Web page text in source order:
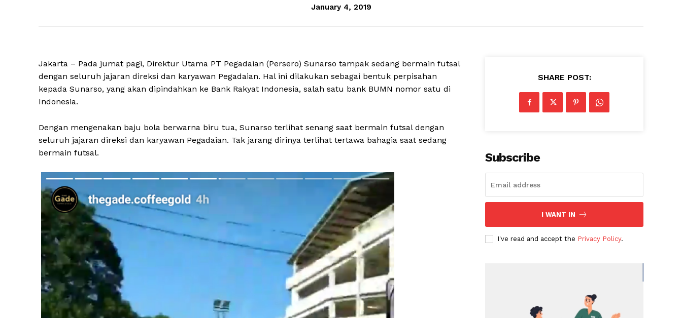
January 4, 2019
Jakarta – Pada jumat pagi, Direktur Utama PT Pegadaian (Persero) Sunarso tampak sedang bermain futsal
dengan seluruh jajaran direksi dan karyawan Pegadaian. Hal ini dilakukan sebagai bentuk perpisahan
kepada Sunarso, yang akan dipindahkan ke Bank Rakyat Indonesia, salah satu bank BUMN nomor satu di
Indonesia.
Dengan mengenakan baju bola berwarna biru tua, Sunarso terlihat senang saat bermain futsal dengan
seluruh jajaran direksi dan karyawan Pegadaian. Tak jarang dirinya terlihat tertawa bahagia saat sedang
bermain futsal.
SHARE POST:
Subscribe
I WANT IN
I've read and accept the Privacy Policy.